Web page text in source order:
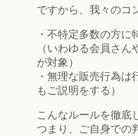
ですから、我々のコ
・不特定多数の方に
（いわゆる会員さ
が対象）
・無理な販売行為
もご説明をする）
こんなルールを徹底
つまり、ご自身での